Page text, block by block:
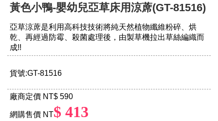
黃色小鴨-嬰幼兒亞草床用涼蓆(GT-81516)
亞草涼蓆是利用高科技技術將純天然植物纖維粉碎、烘
乾、再經過防霉、殺菌處理後，由製草機拉出草絲編織而
成!!
貨號:GT-81516
廠商定價 NT$ 590
網購售價 NT$ 413